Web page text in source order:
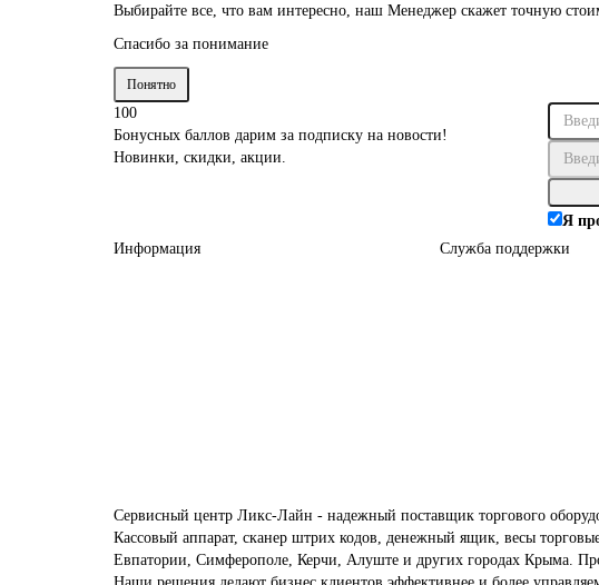
Выбирайте все, что вам интересно, наш Менеджер скажет точную
Спасибо за понимание
Понятно
100
Бонусных баллов дарим за подписку на новости!
Новинки, скидки, акции.
Я
Информация
Служба поддержки
Сервисный центр Ликс-Лайн - надежный поставщик торгового
Кассовый аппарат, сканер штрих кодов, денежный ящик, весы
Евпатории, Симферополе, Керчи, Алуште и других городах Крыма.